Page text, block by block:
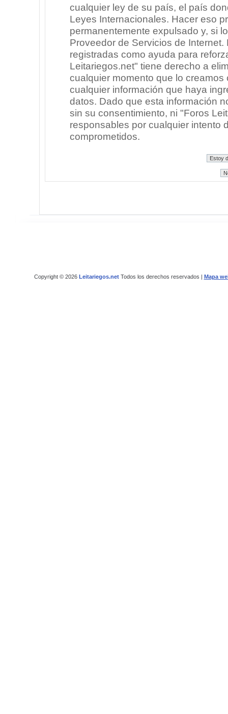
cualquier ley de su país, el país
Leyes Internacionales. Hacer eso
permanentemente expulsado y, si
Proveedor de Servicios de
registradas como ayuda para
Leitariegos.net" tiene derecho a
cualquier momento que lo
cualquier información que haya
datos. Dado que esta información
sin su consentimiento, ni "Foros
responsables por cualquier intento
comprometidos.
Copyright © 2026 Leitariegos.netTodos los derechos reservados | Mapa